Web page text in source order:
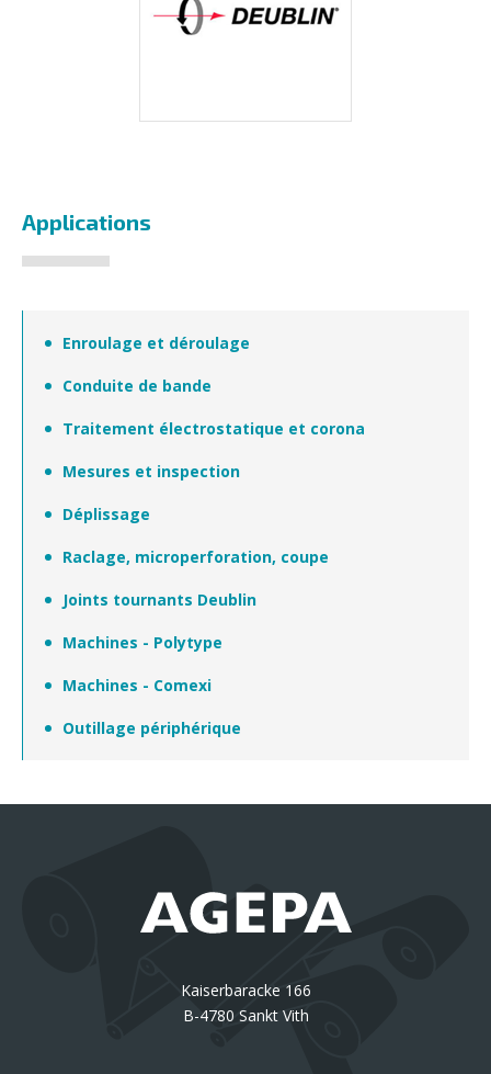
Applications
Enroulage et déroulage
Conduite de bande
Traitement électrostatique et corona
Mesures et inspection
Déplissage
Raclage, microperforation, coupe
Joints tournants Deublin
Outillage périphérique
Machines - Polytype
Machines - Comexi
Kaiserbaracke 166
B-4780 Sankt Vith